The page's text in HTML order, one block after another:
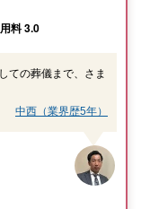
ての葬儀まで、さま
中西（業界歴5年）